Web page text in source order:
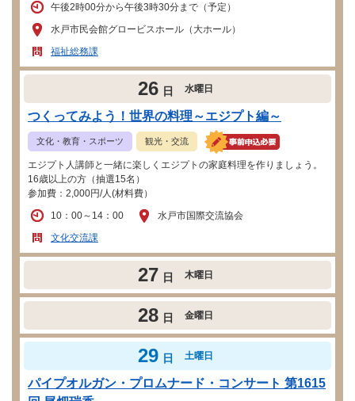
午後2時00分から午後3時30分まで（予定）
水戸市民会館グロービスホール（大ホール）
福祉総務課
26 日 水曜日
つくってみよう！世界の料理～エジプト編～
文化・教育・スポーツ 観光・交流
エジプト人講師と一緒に楽しくエジプトの家庭料理を作りましょう。
16歳以上の方（抽選15名）
参加費：2,000円/人(材料費）
10：00～14：00
水戸市国際交流協会
文化交流課
27 日 木曜日
28 日 金曜日
29 日 土曜日
パイプオルガン・プロムナード・コンサート 第1615